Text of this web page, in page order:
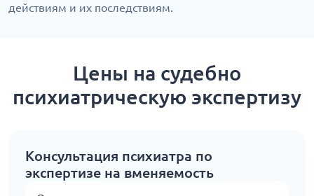
действиям и их последствиям.
Цены на судебно
психиатрическую экспертизу
Консультация психиатра по
экспертизе на вменяемость